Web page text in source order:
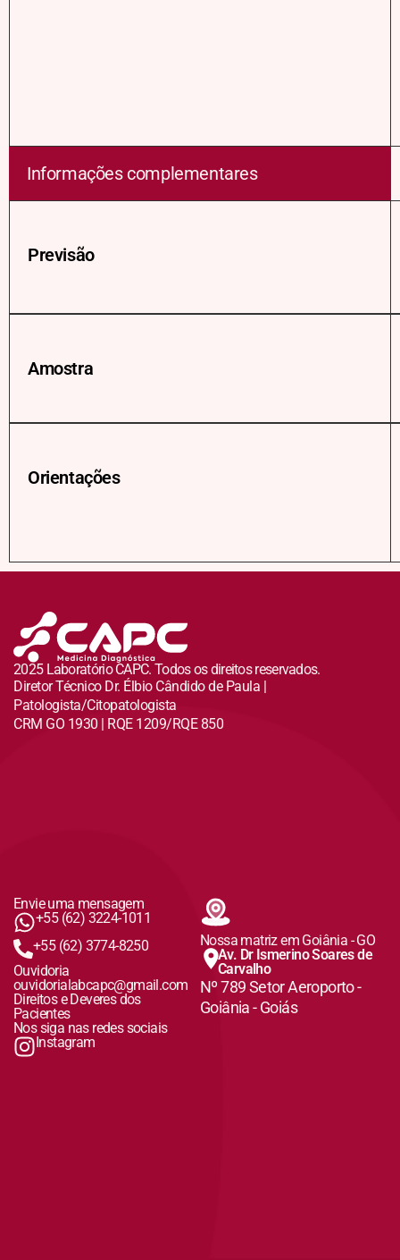
Informações complementares
Previsão
Amostra
Orientações
2025 Laboratório CAPC. Todos os direitos reservados.
Diretor Técnico Dr. Élbio Cândido de Paula |
Patologista/Citopatologista
CRM GO 1930 | RQE 1209/RQE 850
Envie uma mensagem
+55 (62) 3224-1011
+55 (62) 3774-8250
Ouvidoria
ouvidorialabcapc@gmail.com
Direitos e Deveres dos
Pacientes
Nos siga nas redes sociais
Instagram
Nossa matriz em Goiânia - GO
Av. Dr Ismerino Soares de
Carvalho
Nº 789 Setor Aeroporto -
Goiânia - Goiás